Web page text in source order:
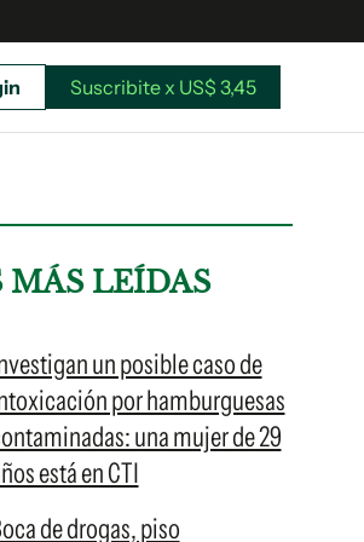
x US$ 3,45
Suscribite x US$ 3,45
MÁS LEÍDAS
un posible caso de
por hamburguesas
una mujer de 29
está en CTI
de drogas, piso